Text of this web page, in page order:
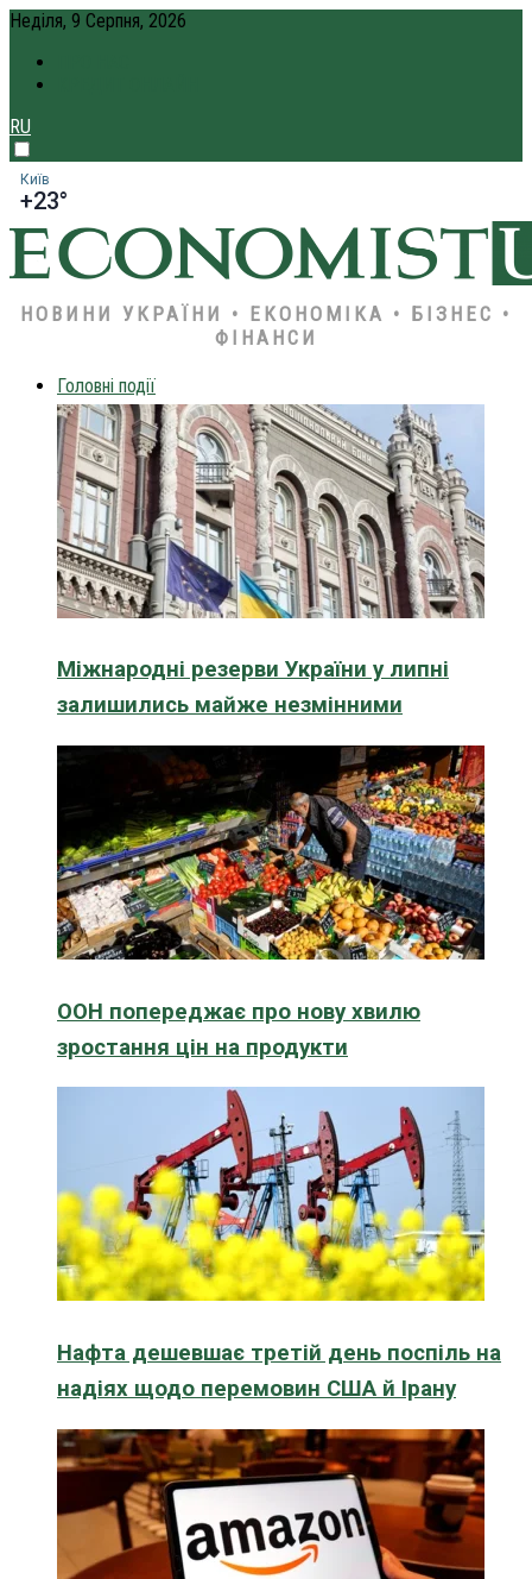
Неділя, 9 Серпня, 2026
RU
Київ
+23°
НОВИНИ УКРАЇНИ • ЕКОНОМІКА • БІЗНЕС •
ФІНАНСИ
Головні події
Міжнародні резерви України у липні
залишились майже незмінними
ООН попереджає про нову хвилю
зростання цін на продукти
Нафта дешевшає третій день поспіль на
надіях щодо перемовин США й Ірану